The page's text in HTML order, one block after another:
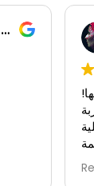
Abdullah Muhawil almutairi